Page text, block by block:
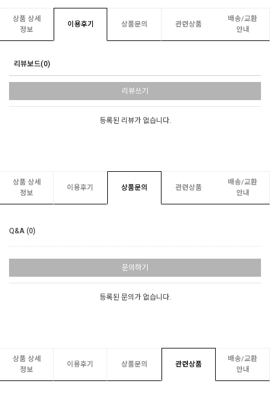
상품 상세
정보
이용후기 상품문의 관련상품
배송/교환
안내
리뷰보드(0)
리뷰쓰기
등록된 리뷰가 없습니다.
상품 상세
정보
이용후기 상품문의 관련상품
배송/교환
안내
Q&A (0)
문의하기
등록된 문의가 없습니다.
상품 상세
정보
이용후기 상품문의 관련상품
배송/교환
안내